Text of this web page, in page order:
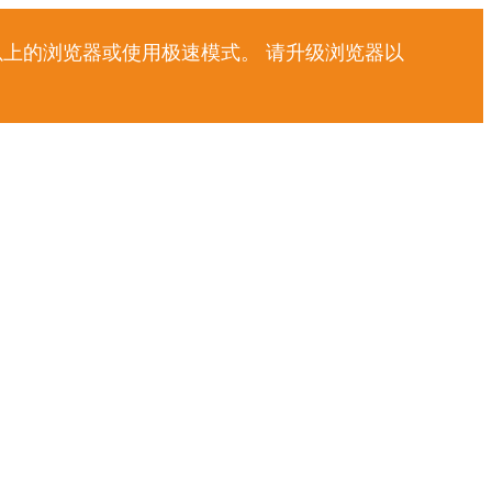
的浏览器或使用极速模式。 请升级浏览器以